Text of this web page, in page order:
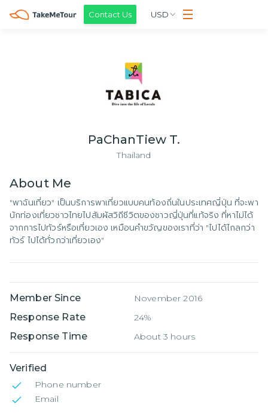
Contact Us USD
PaChanTiew T.
Thailand
About Me
"พาฉันเที่ยว" เป็นบริการพาเที่ยวแบบคนท้องถิ่นในประเทศญี่ปุ่น ที่จะพา
นักท่องเที่ยวชาวไทยไปสัมผัสวิถีชีวิตของชาวญี่ปุ่นที่แท้จริง ที่หาไม่ได้
จากการไปทัวร์หรือเที่ยวเอง เหมือนคำขวัญของเราที่ว่า "ไปได้ไกลกว่า
ทัวร์ ไปได้ทั่วกว่าเที่ยวเอง"
Member Since November 2016
Response Rate 24%
Response Time About 3 hours
Verified
Phone number
Email